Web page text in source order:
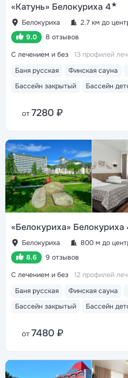
«Катунь» Белокуриха 4★
Белокуриха
2.7 км до
9.0
8 отзывов
Баня русская Финская сауна
Бассейн закрытый
Бассейн
С лечением и без 13 профилей
от 7280 ₽
«Белокуриха» Белокуриха
Белокуриха
800 м до
8.6
9 отзывов
Баня русская Финская сауна
Бассейн закрытый
Бассейн
С лечением и без 12 профилей
от 7480 ₽